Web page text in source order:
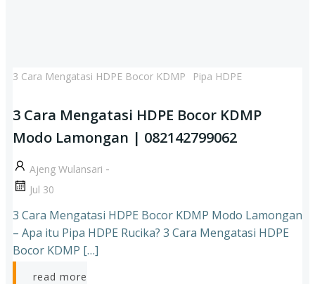
3 Cara Mengatasi HDPE Bocor KDMP Pipa HDPE
3 Cara Mengatasi HDPE Bocor KDMP
Modo Lamongan | 082142799062
Ajeng Wulansari -
Jul 30
3 Cara Mengatasi HDPE Bocor KDMP Modo Lamongan
– Apa itu Pipa HDPE Rucika? 3 Cara Mengatasi HDPE
Bocor KDMP […]
read more